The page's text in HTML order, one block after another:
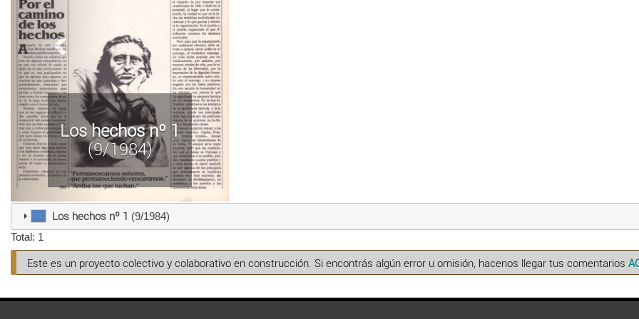
Los hechos nº 1
(9/1984)
Los hechos nº 1 (9/1984)
Total: 1
Este es un proyecto colectivo y colaborativo en construcción. Si encontrás algún error u omisión, hacenos llegar tus comentarios